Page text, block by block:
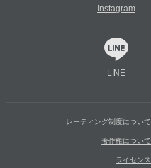
Instagram
LINE
レーティング制度について
著作権について
ライセンス